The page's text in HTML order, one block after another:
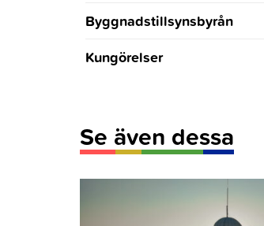
och personer med
funktionsnedsättning
Byggnadstillsynsbyrån
Kungörelser
Se även dessa